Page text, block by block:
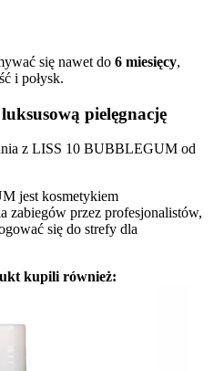
się nawet do 6 miesięcy,
i połysk.
pielęgnację
z LISS 10 BUBBLEGUM od
jest kosmetykiem
zabiegów przez profesjonalistów,
się do strefy dla
kupili również: